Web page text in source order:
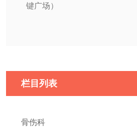
键广场）
栏目列表
骨伤科